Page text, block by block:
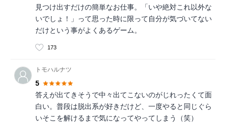
見つけ出すだけの簡単なお仕事。「いや絶対これ以外な
いでしょ！」って思った時に限って自分が気づいてない
だけという事がよくあるゲーム。
173
トモハルナツ
5
答えが出てきそうで中々出てこないのがじれったくて面
白い。普段は脱出系が好きだけど、一度やると同じぐら
いそこを解けるまで気になってやってしまう（笑）